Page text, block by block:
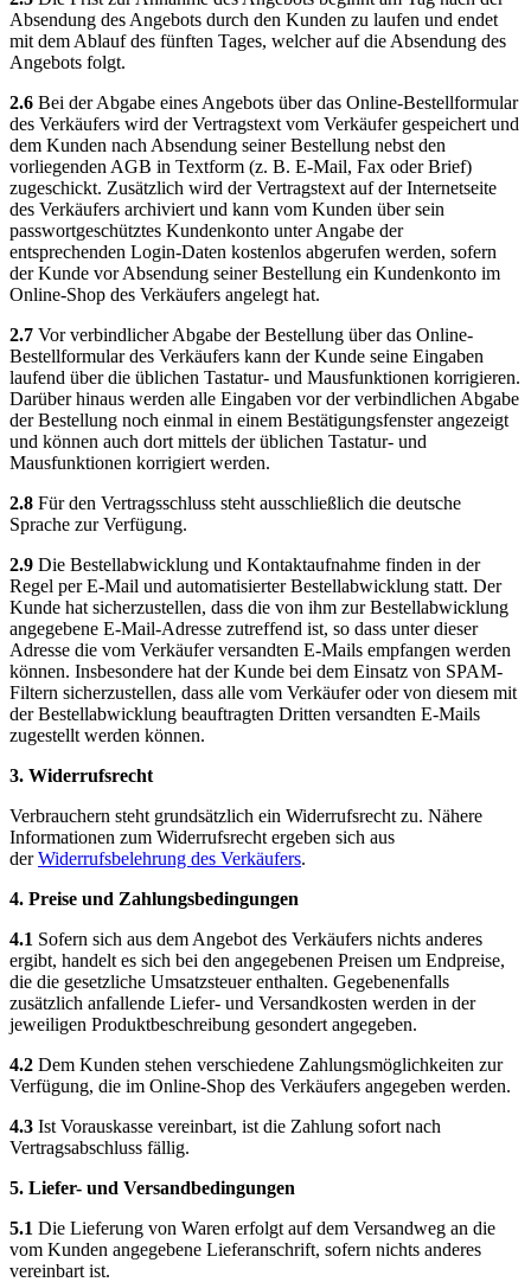
Absendung des Angebots durch den Kunden zu laufen und endet
mit dem Ablauf des fünften Tages, welcher auf die Absendung des
Angebots folgt.
2.6 Bei der Abgabe eines Angebots über das Online-Bestellformular
des Verkäufers wird der Vertragstext vom Verkäufer gespeichert und
dem Kunden nach Absendung seiner Bestellung nebst den
vorliegenden AGB in Textform (z. B. E-Mail, Fax oder Brief)
zugeschickt. Zusätzlich wird der Vertragstext auf der Internetseite
des Verkäufers archiviert und kann vom Kunden über sein
passwortgeschütztes Kundenkonto unter Angabe der
entsprechenden Login-Daten kostenlos abgerufen werden, sofern
der Kunde vor Absendung seiner Bestellung ein Kundenkonto im
Online-Shop des Verkäufers angelegt hat.
2.7 Vor verbindlicher Abgabe der Bestellung über das Online-
Bestellformular des Verkäufers kann der Kunde seine Eingaben
laufend über die üblichen Tastatur- und Mausfunktionen korrigieren.
Darüber hinaus werden alle Eingaben vor der verbindlichen Abgabe
der Bestellung noch einmal in einem Bestätigungsfenster angezeigt
und können auch dort mittels der üblichen Tastatur- und
Mausfunktionen korrigiert werden.
2.8 Für den Vertragsschluss steht ausschließlich die deutsche
Sprache zur Verfügung.
2.9 Die Bestellabwicklung und Kontaktaufnahme finden in der
Regel per E-Mail und automatisierter Bestellabwicklung statt. Der
Kunde hat sicherzustellen, dass die von ihm zur Bestellabwicklung
angegebene E-Mail-Adresse zutreffend ist, so dass unter dieser
Adresse die vom Verkäufer versandten E-Mails empfangen werden
können. Insbesondere hat der Kunde bei dem Einsatz von SPAM-
Filtern sicherzustellen, dass alle vom Verkäufer oder von diesem mit
der Bestellabwicklung beauftragten Dritten versandten E-Mails
zugestellt werden können.
3. Widerrufsrecht
Verbrauchern steht grundsätzlich ein Widerrufsrecht zu. Nähere
Informationen zum Widerrufsrecht ergeben sich aus
derWiderrufsbelehrung des Verkäufers.
4. Preise und Zahlungsbedingungen
4.1 Sofern sich aus dem Angebot des Verkäufers nichts anderes
ergibt, handelt es sich bei den angegebenen Preisen um Endpreise,
die die gesetzliche Umsatzsteuer enthalten. Gegebenenfalls
zusätzlich anfallende Liefer- und Versandkosten werden in der
jeweiligen Produktbeschreibung gesondert angegeben.
4.2 Dem Kunden stehen verschiedene Zahlungsmöglichkeiten zur
Verfügung, die im Online-Shop des Verkäufers angegeben werden.
4.3 Ist Vorauskasse vereinbart, ist die Zahlung sofort nach
Vertragsabschluss fällig.
5. Liefer- und Versandbedingungen
5.1 Die Lieferung von Waren erfolgt auf dem Versandweg an die
vom Kunden angegebene Lieferanschrift, sofern nichts anderes
vereinbart ist.